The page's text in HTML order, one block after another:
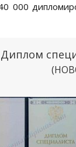
000
Диплом